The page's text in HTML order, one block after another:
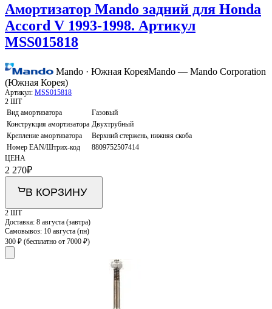
Амортизатор Mando задний для Honda
Accord V 1993-1998. Артикул
MSS015818
Mando · Южная КореяMando — Mando Corporation
(Южная Корея)
Артикул: MSS015818
2 ШТ
Вид амортизатора
Газовый
Конструкция амортизатора Двухтрубный
Крепление амортизатора
Верхний стержень, нижняя скоба
Номер EAN/Штрих-код
8809752507414
ЦЕНА
2 270₽
В КОРЗИНУ
2 ШТ
Доставка: 8 августа (завтра)
Самовывоз: 10 августа (пн)
300 ₽ (бесплатно от 7000 ₽)